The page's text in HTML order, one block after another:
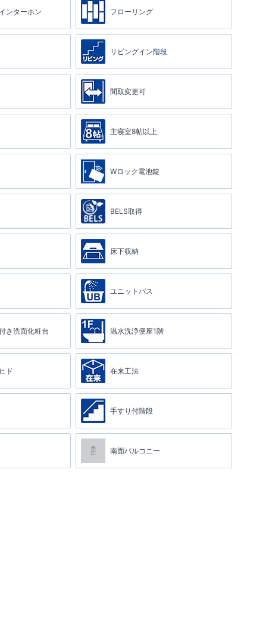
ンターホン フローリング
リビングイン階段
間取変更可
主寝室8帖以上
Wロック電池錠
BELS取得
床下収納
ユニットバス
き洗面化粧台 温水洗浄便座1階
ド 在来工法
手すり付階段
南面バルコニー